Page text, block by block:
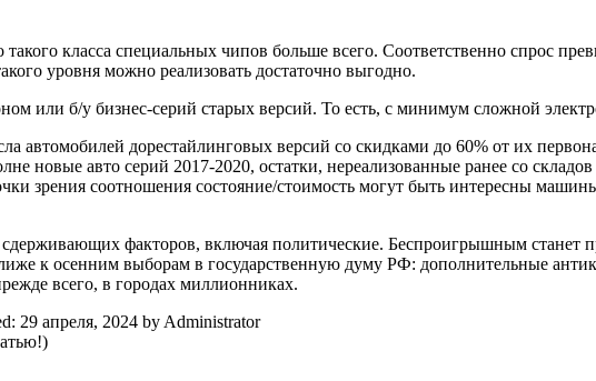
класса специальных чипов больше всего. Соответственно спрос
уровня можно реализовать достаточно выгодно.
или б/у бизнес-серий старых версий. То есть, с минимум сложной
автомобилей дорестайлинговых версий со скидками до 60% от их
новые авто серий 2017-2020, остатки, нереализованные ранее со
зрения соотношения состояние/стоимость могут быть интересны
факторов, включая политические. Беспроигрышным станет
к осенним выборам в государственную думу РФ: дополнительные
всего, в городах миллионниках.
29 апреля, 2024 by Administrator